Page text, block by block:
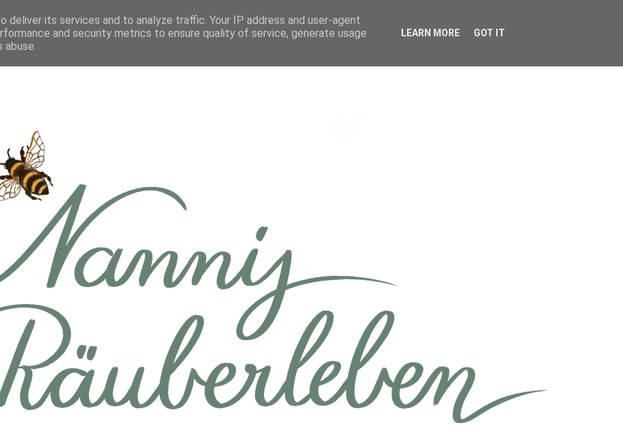
deliver its services and to analyze traffic. Your IP address and user-agent
and security metrics to ensure quality of service, generate usage
LEARN MORE GOT IT